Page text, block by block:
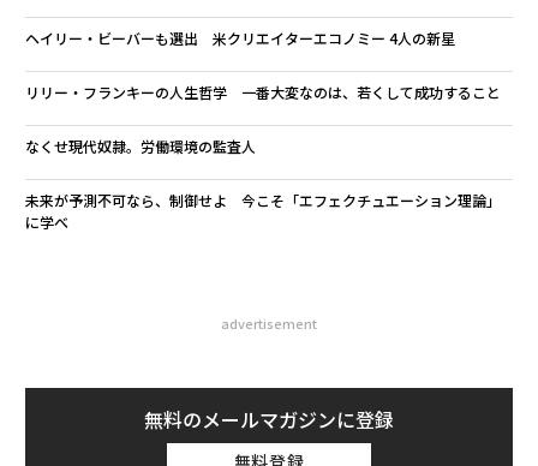
ヘイリー・ビーバーも選出 米クリエイターエコノミー 4人の新星
リリー・フランキーの人生哲学 一番大変なのは、若くして成功すること
なくせ現代奴隷。労働環境の監査人
未来が予測不可なら、制御せよ 今こそ「エフェクチュエーション理論」
に学べ
advertisement
無料のメールマガジンに登録
無料登録